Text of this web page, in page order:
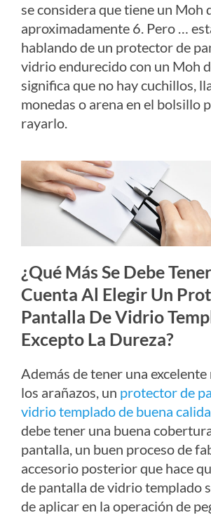
se considera que tiene un Moh
aproximadamente 6. Pero …
hablando de un protector de
vidrio endurecido con un Moh
significa que no hay cuchillos,
monedas o arena en el bolsillo
rayarlo.
¿Qué Más Se Debe
Cuenta Al Elegir Un
Pantalla De Vidrio
Excepto La Dureza?
Además de tener una
los arañazos, un protector de
vidrio templado de buena
debe tener una buena
pantalla, un buen proceso de
accesorio posterior que hace
de pantalla de vidrio templado
de aplicar en la operación de